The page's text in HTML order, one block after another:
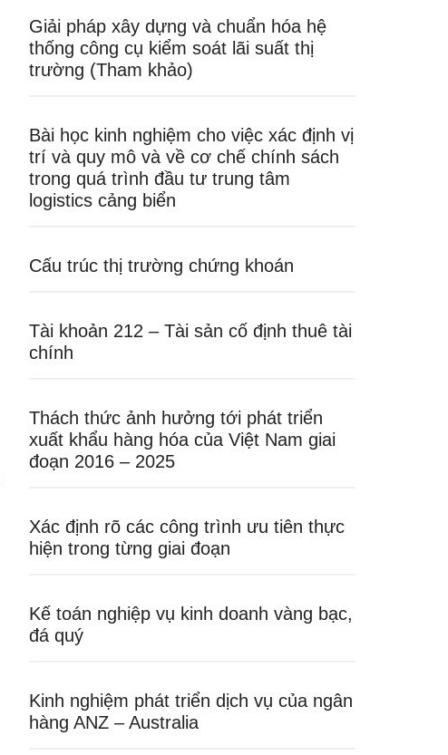
Giải pháp xây dựng và chuẩn hóa hệ
thống công cụ kiểm soát lãi suất thị
trường (Tham khảo)
Bài học kinh nghiệm cho việc xác định vị
trí và quy mô và về cơ chế chính sách
trong quá trình đầu tư trung tâm
logistics cảng biển
Cấu trúc thị trường chứng khoán
Tài khoản 212 – Tài sản cố định thuê tài
chính
Thách thức ảnh hưởng tới phát triển
xuất khẩu hàng hóa của Việt Nam giai
đoạn 2016 – 2025
Xác định rõ các công trình ưu tiên thực
hiện trong từng giai đoạn
Kế toán nghiệp vụ kinh doanh vàng bạc,
đá quý
Kinh nghiệm phát triển dịch vụ của ngân
hàng ANZ – Australia